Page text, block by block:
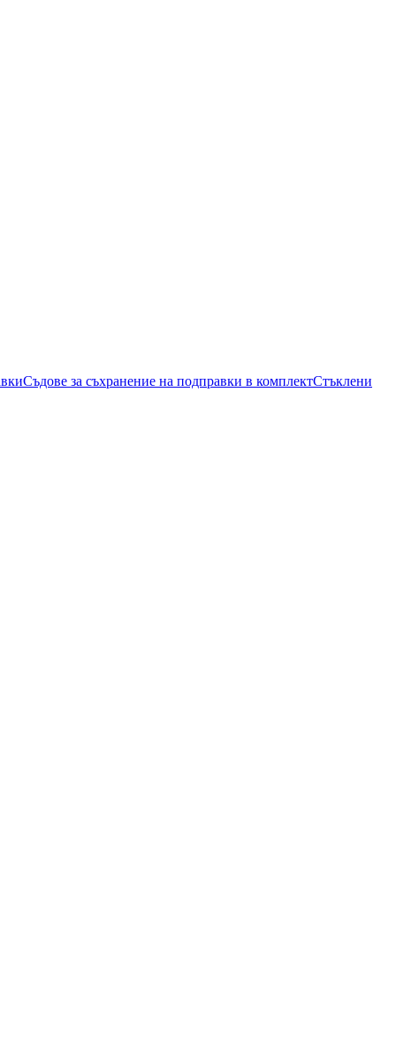
Съдове за съхранение на подправки в комплектСтъклени